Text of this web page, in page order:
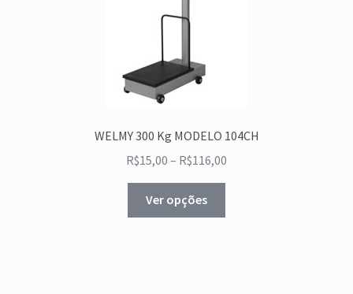
WELMY 300 Kg MODELO 104CH
R$15,00 – R$116,00
Ver opções